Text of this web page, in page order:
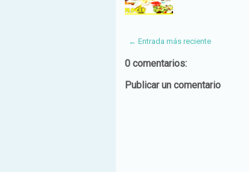
← Entrada más reciente
0 comentarios:
Publicar un comentario